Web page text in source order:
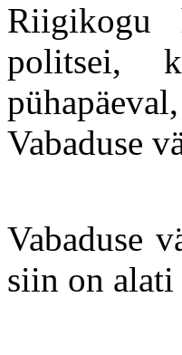
Riigikogu
politsei,
Vabaduse
Vabaduse
siin on alati